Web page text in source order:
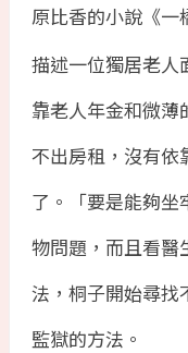
原比香的小說《一
描述一位獨居老人
靠老人年金和微
不出房租，沒有依
了。「要是能夠
物問題，而且看醫
法，桐子開始尋找
監獄的方法。